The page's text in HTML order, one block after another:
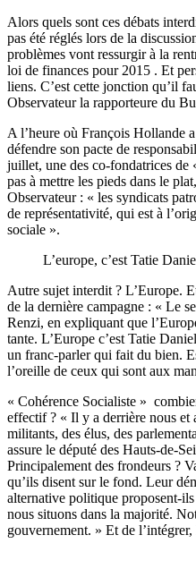
Alors quels sont ces débats
pas été réglés lors de la
problèmes vont ressurgir à la
loi de finances pour 2015 . Et
liens. C’est cette jonction qu’il
Observateur la rapporteure du
A l’heure où François Hollande
défendre son pacte de
juillet, une des co-fondatrices de
pas à mettre les pieds dans le
Observateur : « les syndicats
de représentativité, qui est à
sociale ».
L’europe, c’est Tatie
Autre sujet interdit ? L’Europe.
de la dernière campagne : « Le
Renzi, en expliquant que
tante. L’Europe c’est Tatie
un franc-parler qui fait du bien.
l’oreille de ceux qui sont aux
« Cohérence Socialiste »
effectif ? « Il y a derrière nous et
militants, des élus, des
assure le député des Hauts-de-
Principalement des frondeurs ?
qu’ils disent sur le fond. Leur
alternative politique proposent-
nous situons dans la majorité.
gouvernement. » Et de